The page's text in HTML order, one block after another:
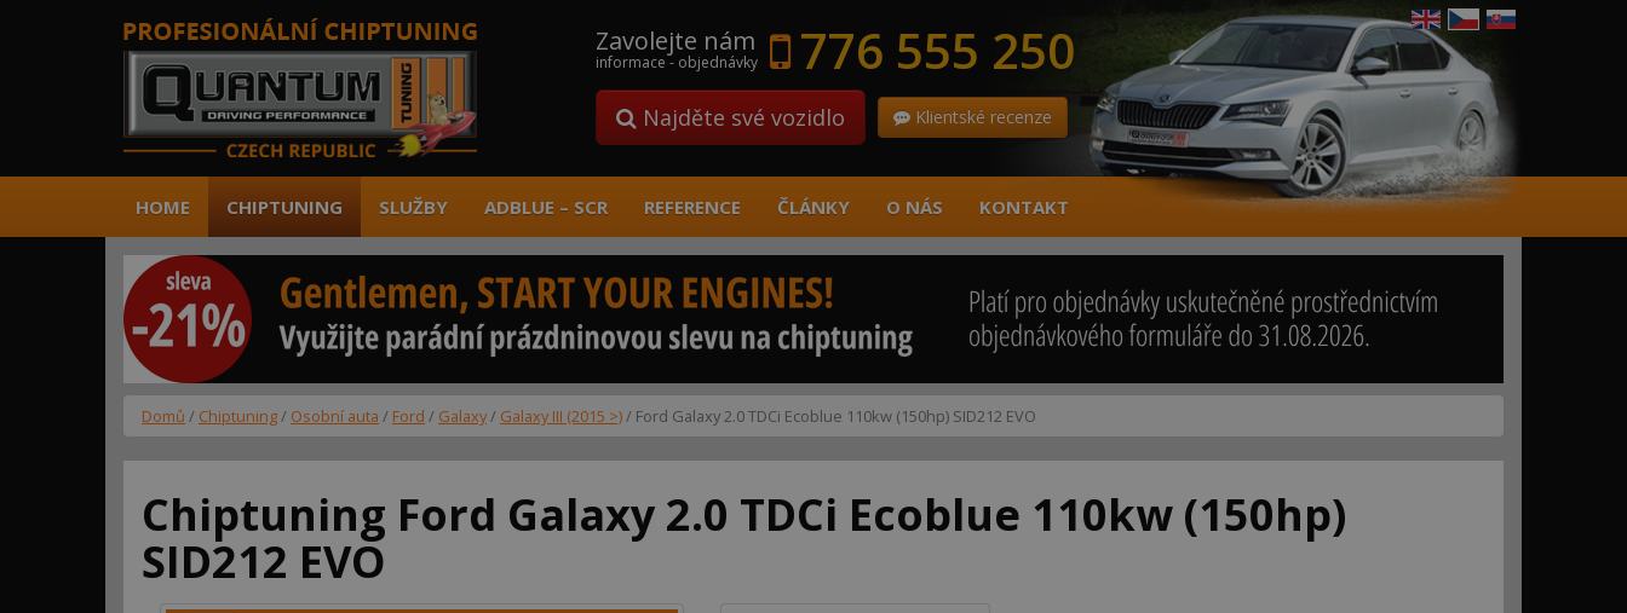
Zavolejte nám
informace - objednávky 776 555 250
Najděte své vozidlo Klientské recenze
HOME CHIPTUNING SLUŽBY ADBLUE – SCR REFERENCE ČLÁNKY O NÁS KONTAKT
Domů / Chiptuning/ Osobní auta / Ford / Galaxy/ Galaxy III (2015 >)/ Ford Galaxy 2.0 TDCi Ecoblue 110kw (150hp) SID212 EVO
Chiptuning Ford Galaxy 2.0 TDCi Ecoblue 110kw (150hp)
SID212 EVO